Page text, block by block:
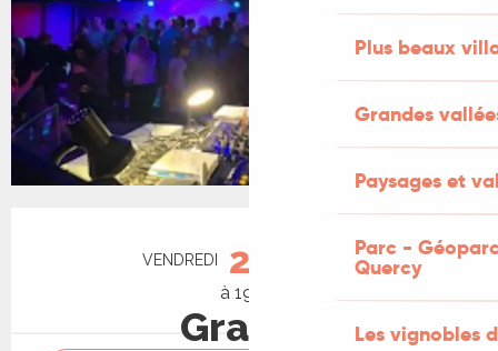
Plus beaux
Grandes
Paysages et
Parc -
Quercy
Les vignobles
Ouverture et coordonnées
VENDREDI 21
à 19:00
Gratuit